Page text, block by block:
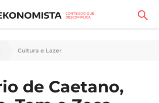
Pessoais
Cultura e Lazer
de Caetano,